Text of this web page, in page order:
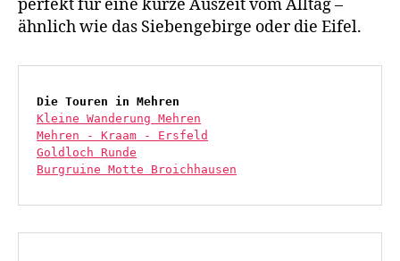
perfekt für eine kurze Auszeit vom Alltag –
ähnlich wie das Siebengebirge oder die Eifel.
Die Touren in Mehren
Kleine Wanderung Mehren
Mehren - Kraam - Ersfeld
Goldloch Runde
Burgruine Motte Broichhausen